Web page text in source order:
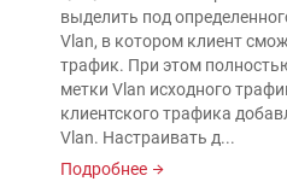
выделить под
Vlan, в котором клиент
трафик. При этом
метки Vlan исходного
клиентского трафика
Vlan. Настраивать д...
Подробнее